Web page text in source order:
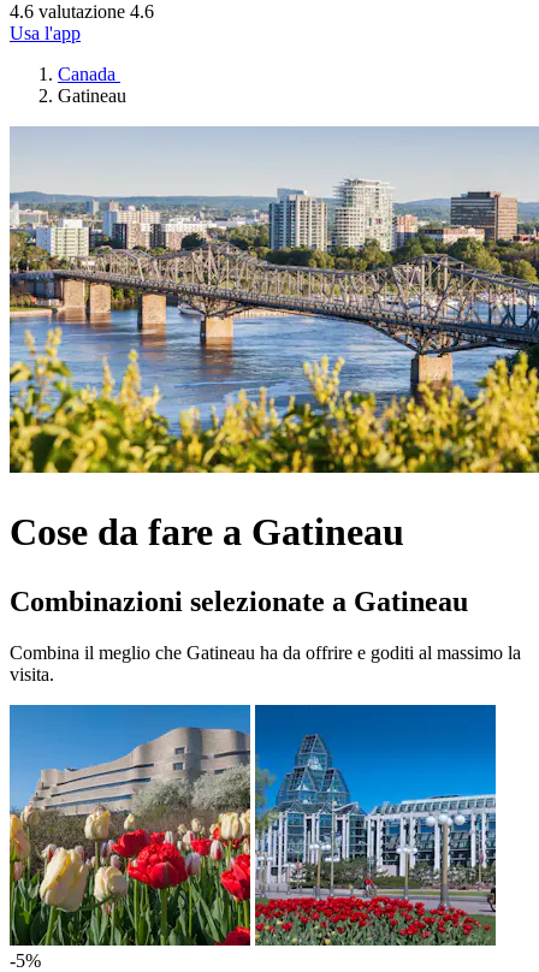
4.6 valutazione 4.6
Usa l'app
Canada
Gatineau
Cose da fare a Gatineau
Combinazioni selezionate a Gatineau
Combina il meglio che Gatineau ha da offrire e goditi al massimo la
visita.
-5%